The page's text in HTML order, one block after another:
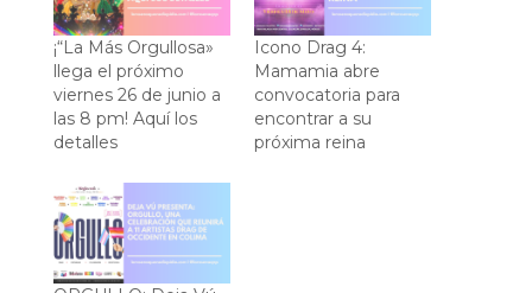
¡“La Más Orgullosa»
llega el próximo
viernes 26 de junio a
las 8 pm! Aquí los
detalles
Icono Drag 4:
Mamamia abre
convocatoria para
encontrar a su
próxima reina